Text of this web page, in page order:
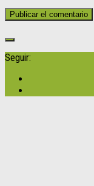
Seguir: